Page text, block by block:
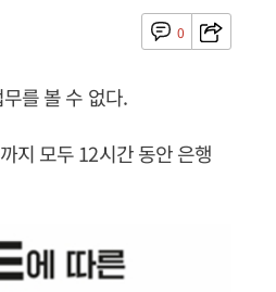
0
를 볼 수 없다.
지 모두 12시간 동안 은행